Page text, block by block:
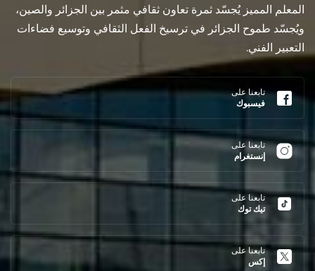
المعلم المميز يُجسّد ثمرة تعاون ثقافي مثمر بين الجزائر والصين،
ويُجسّد طموح الجزائر في ترسيخ الفعل الثقافي وتوسيع فضاءات
التعبير الفني.
تابعنا على
فيسبوك
تابعنا على
إنستغرام
تابعنا على
تيك توك
تابعنا على
إكس